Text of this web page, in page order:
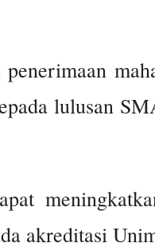
lulusan
akreditasi